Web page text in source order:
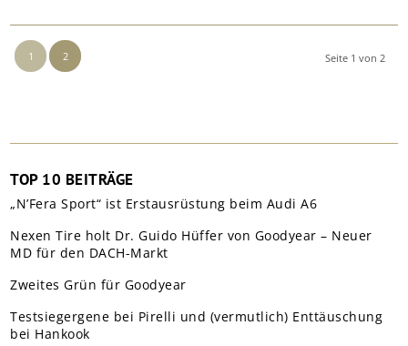
Seite 1 von 2
1 2
TOP 10 BEITRÄGE
„N’Fera Sport“ ist Erstausrüstung beim Audi A6
Nexen Tire holt Dr. Guido Hüffer von Goodyear – Neuer
MD für den DACH-Markt
Zweites Grün für Goodyear
Testsiegergene bei Pirelli und (vermutlich) Enttäuschung
bei Hankook